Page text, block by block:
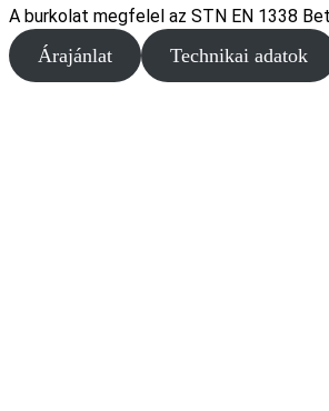
A burkolat megfelel az STN EN 1338
Árajánlat Technikai adatok